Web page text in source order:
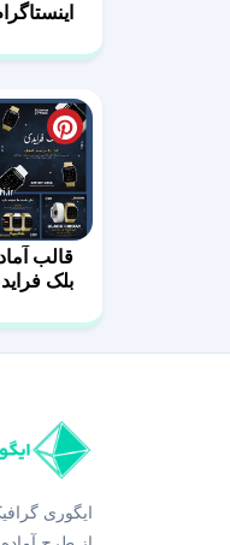
قالب
بلک
ایگوری